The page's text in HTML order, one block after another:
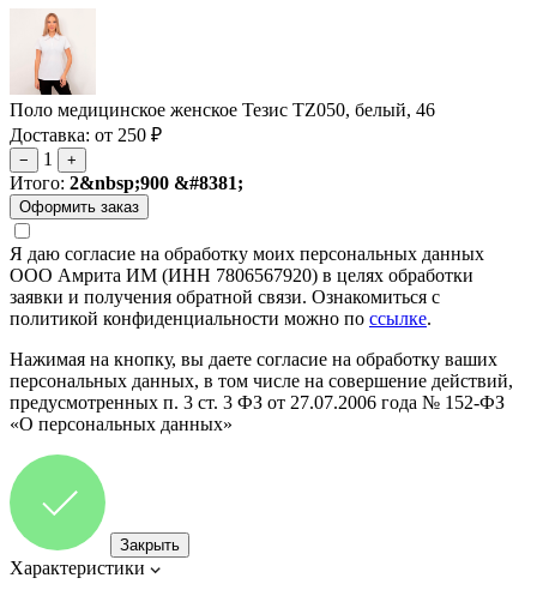
Поло медицинское женское Тезис TZ050, белый, 46
Доставка: от 250 ₽
− 1 +
Итого: 2&nbsp;900 &#8381;
Я даю согласие на обработку моих персональных данных
ООО Амрита ИМ (ИНН 7806567920) в целях обработки
заявки и получения обратной связи. Ознакомиться с
политикой конфиденциальности можно по ссылке.
Нажимая на кнопку, вы даете согласие на обработку ваших
персональных данных, в том числе на совершение действий,
предусмотренных п. 3 ст. 3 ФЗ от 27.07.2006 года № 152-ФЗ
«О персональных данных»
Закрыть
Характеристики